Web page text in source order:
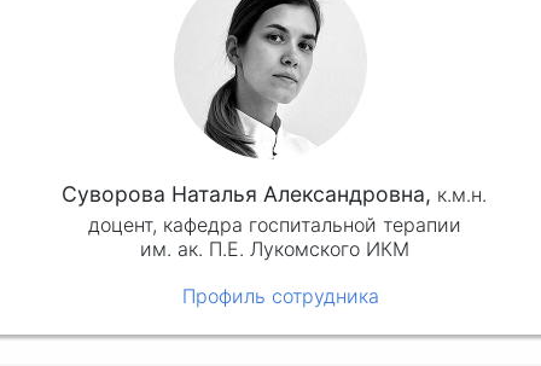
Суворова Наталья Александровна, к.м.н.
доцент, кафедра госпитальной терапии
им. ак. П.Е. Лукомского ИКМ
Профиль сотрудника